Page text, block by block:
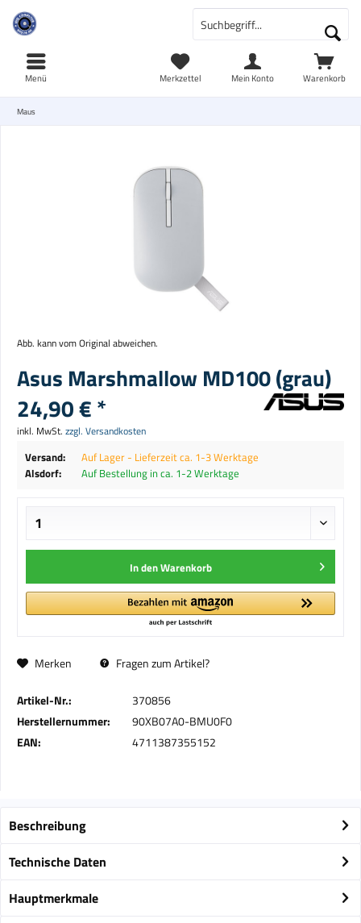
Warenkorb
Merkzettel Mein Konto
Menü
Maus
Abb. kann vom Original abweichen.
Asus Marshmallow MD100 (grau)
24,90 € *
inkl. MwSt. zzgl. Versandkosten
Versand:
Auf Lager - Lieferzeit ca. 1-3 Werktage
Alsdorf:
Auf Bestellung in ca. 1-2 Werktage
In denWarenkorb
Merken Fragen zum Artikel?
Artikel-Nr.:
370856
Herstellernummer:
90XB07A0-BMU0F0
EAN:
4711387355152
Beschreibung
Technische Daten
Hauptmerkmale